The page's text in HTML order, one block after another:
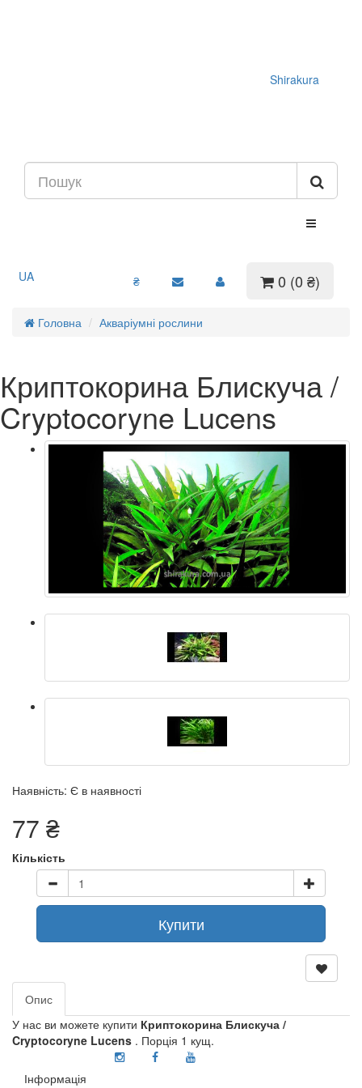
Shirakura
UA ₴ 0 (0 ₴)
Головна Акваріумні рослини
Криптокорина Блискуча /
Cryptocoryne Lucens
Наявність: Є в наявності
77 ₴
Кількість
Купити
Опис
У нас ви можете купити Криптокорина Блискуча /
Cryptocoryne Lucens . Порція 1 кущ.
Інформація